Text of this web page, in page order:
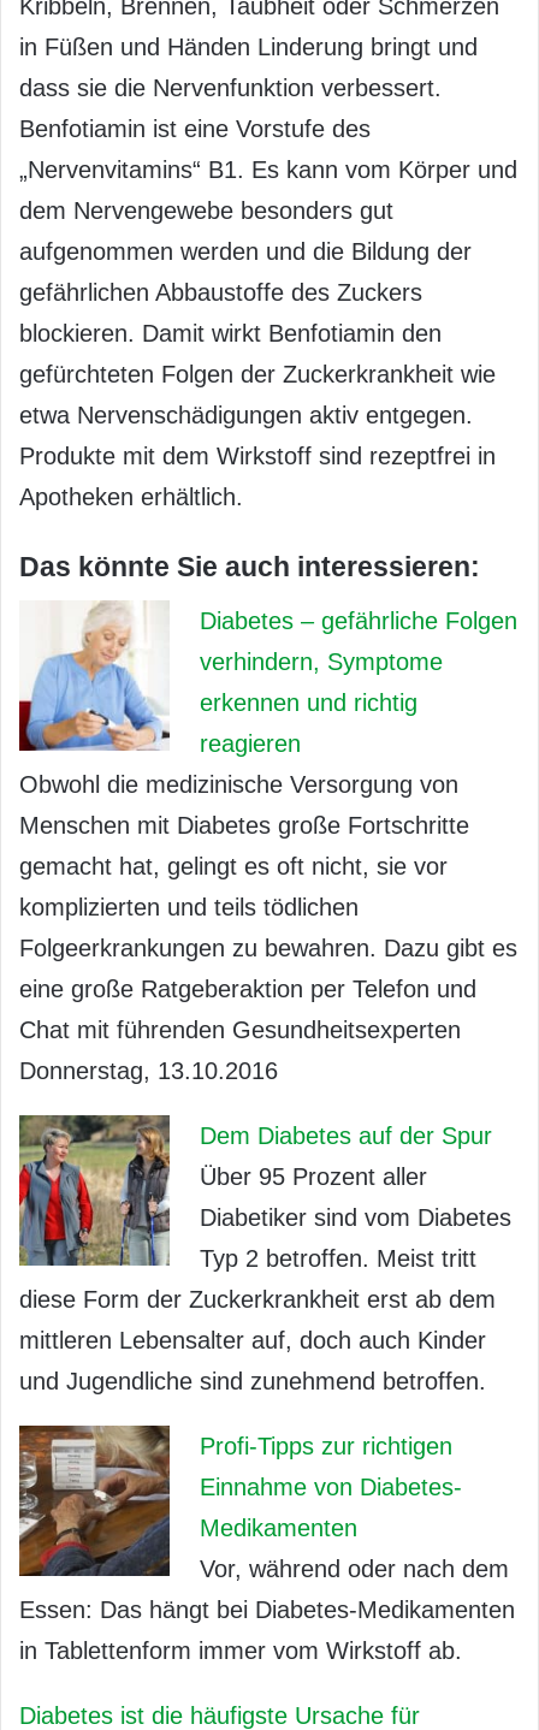
Kribbeln, Brennen, Taubheit oder Schmerzen
in Füßen und Händen Linderung bringt und
dass sie die Nervenfunktion verbessert.
Benfotiamin ist eine Vorstufe des
„Nervenvitamins“ B1. Es kann vom Körper und
dem Nervengewebe besonders gut
aufgenommen werden und die Bildung der
gefährlichen Abbaustoffe des Zuckers
blockieren. Damit wirkt Benfotiamin den
gefürchteten Folgen der Zuckerkrankheit wie
etwa Nervenschädigungen aktiv entgegen.
Produkte mit dem Wirkstoff sind rezeptfrei in
Apotheken erhältlich.
Das könnte Sie auch interessieren:
Diabetes – gefährliche Folgen
verhindern, Symptome
erkennen und richtig
reagieren
Obwohl die medizinische Versorgung von
Menschen mit Diabetes große Fortschritte
gemacht hat, gelingt es oft nicht, sie vor
komplizierten und teils tödlichen
Folgeerkrankungen zu bewahren. Dazu gibt es
eine große Ratgeberaktion per Telefon und
Chat mit führenden Gesundheitsexperten
Donnerstag, 13.10.2016
Dem Diabetes auf der Spur
Über 95 Prozent aller
Diabetiker sind vom Diabetes
Typ 2 betroffen. Meist tritt
diese Form der Zuckerkrankheit erst ab dem
mittleren Lebensalter auf, doch auch Kinder
und Jugendliche sind zunehmend betroffen.
Profi-Tipps zur richtigen
Einnahme von Diabetes-
Medikamenten
Vor, während oder nach dem
Essen: Das hängt bei Diabetes-Medikamenten
in Tablettenform immer vom Wirkstoff ab.
Diabetes ist die häufigste Ursache für